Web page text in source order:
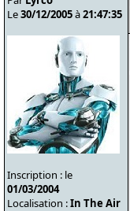
Le30/12/2005à21:47:35
Inscription : le
01/03/2004
Localisation :In The Air